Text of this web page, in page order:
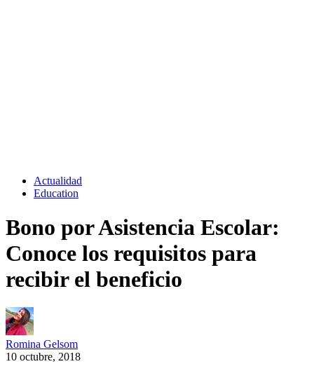
Actualidad
Education
Bono por Asistencia Escolar:
Conoce los requisitos para
recibir el beneficio
Romina Gelsom
10 octubre, 2018